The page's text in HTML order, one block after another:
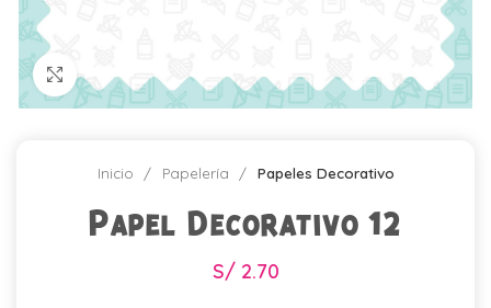
Click para agrandar
Inicio Papelería Papeles Decorativo
Papel Decorativo 12
S/2.70